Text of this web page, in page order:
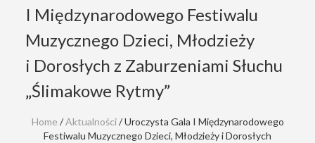
I Międzynarodowego Festiwalu
Muzycznego Dzieci, Młodzieży
i Dorosłych z Zaburzeniami Słuchu
„Ślimakowe Rytmy”
Home /Aktualności/ Uroczysta Gala I Międzynarodowego
Festiwalu Muzycznego Dzieci, Młodzieży i Dorosłych